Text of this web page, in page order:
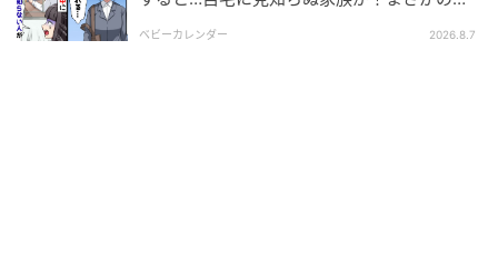
ベビーカレンダー 2026.8.7